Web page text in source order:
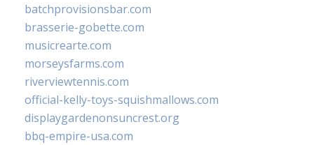
batchprovisionsbar.com
brasserie-gobette.com
musicrearte.com
morseysfarms.com
riverviewtennis.com
official-kelly-toys-squishmallows.com
displaygardenonsuncrest.org
bbq-empire-usa.com